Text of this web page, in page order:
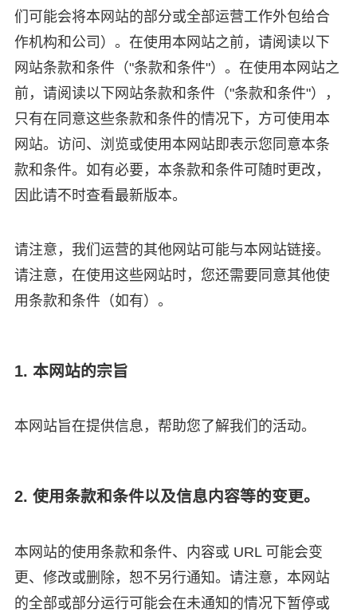
们可能会将本网站的部分或全部运营工作外包给合
作机构和公司）。在使用本网站之前，请阅读以下
网站条款和条件（"条款和条件"）。在使用本网站之
前，请阅读以下网站条款和条件（"条款和条件"），
只有在同意这些条款和条件的情况下，方可使用本
网站。访问、浏览或使用本网站即表示您同意本条
款和条件。如有必要，本条款和条件可随时更改，
因此请不时查看最新版本。
请注意，我们运营的其他网站可能与本网站链接。
请注意，在使用这些网站时，您还需要同意其他使
用条款和条件（如有）。
1. 本网站的宗旨
本网站旨在提供信息，帮助您了解我们的活动。
2. 使用条款和条件以及信息内容等的变更。
本网站的使用条款和条件、内容或 URL 可能会变
更、修改或删除，恕不另行通知。请注意，本网站
的全部或部分运行可能会在未通知的情况下暂停或